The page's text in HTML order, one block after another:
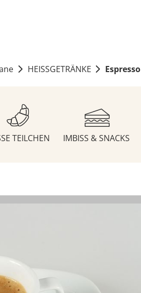
HEISSGETRÄNKE Espresso
TEILCHEN IMBISS & SNACKS